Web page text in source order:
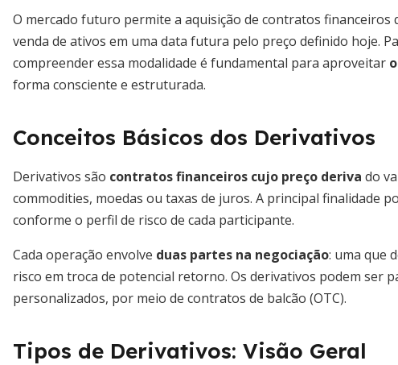
O mercado futuro permite a aquisição de contratos
venda de ativos em uma data futura pelo preço definido hoje.
compreender essa modalidade é fundamental para aproveitar
forma consciente e estruturada.
Conceitos Básicos dos Derivativos
Derivativos são contratos financeiros cujo preço deriva do
commodities, moedas ou taxas de juros. A principal finalidade
conforme o perfil de risco de cada participante.
Cada operação envolve duas partes na negociação: uma que
risco em troca de potencial retorno. Os derivativos podem ser
personalizados, por meio de contratos de balcão (OTC).
Tipos de Derivativos: Visão Geral